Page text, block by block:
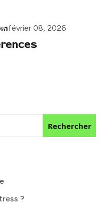
février 08, 2026
Rechercher
?